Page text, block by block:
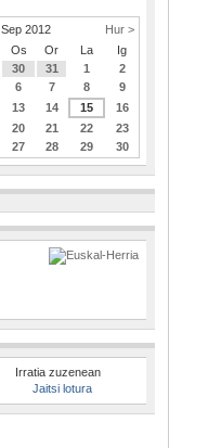
Sep 2012
Hur >
Os Or La
Ig
30 31 1
2
6 7 8
9
13 14 15
16
20 21 22
23
27 28 29 30
Irratia zuzenean
Jaitsi lotura